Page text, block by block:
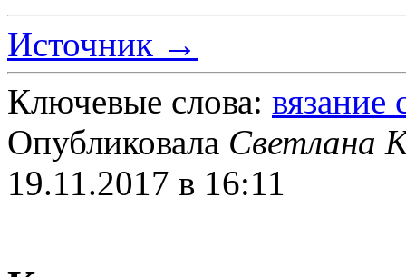
Источник →
Ключевые слова: вязание
Опубликовала Светлана
19.11.2017 в 16:11